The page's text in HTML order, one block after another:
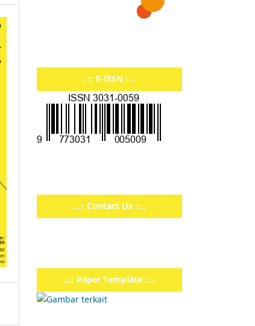
..:: E-ISSN ::..
..:: Contact Us ::..
..:: Paper Template ::..